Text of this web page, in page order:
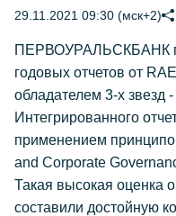
29.11.2021 09:30 (мск+2)
ПЕРВОУРАЛЬСКБАНК
годовых отчетов от
обладателем 3-х звезд
Интегрированного
применением
and Corporate
Такая высокая оценка
составили достойную